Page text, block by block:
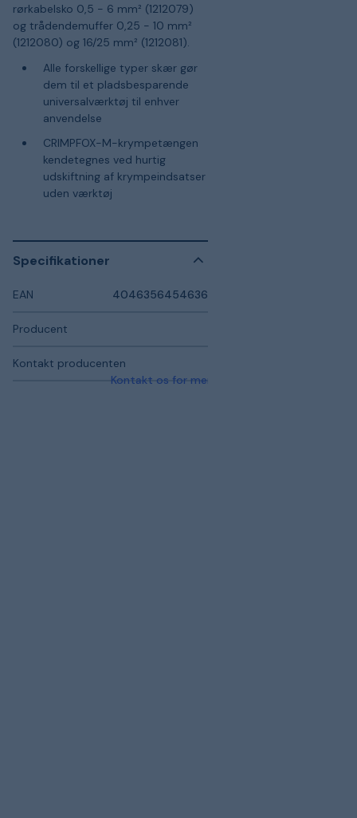
rørkabelsko 0,5 - 6 mm² (1212079)
og trådendemuffer 0,25 - 10 mm²
(1212080) og 16/25 mm² (1212081).
Alle forskellige typer skær gør
dem til et pladsbesparende
universalværktøj til enhver
anvendelse
CRIMPFOX-M-krympetængen
kendetegnes ved hurtig
udskiftning af krympeindsatser
uden værktøj
Specifikationer
EAN 4046356454636
Producent
Kontakt producenten
Kontakt os for mere information